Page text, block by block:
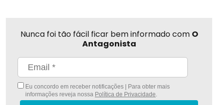
Nunca foi tão fácil ficar bem informado com O
Antagonista
Eu concordo em receber notificações | Para obter mais
informações reveja nossa Política de Privacidade.